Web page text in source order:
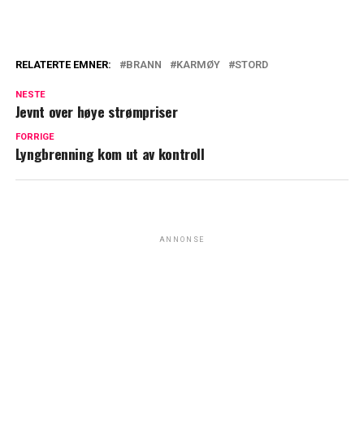
RELATERTE EMNER: BRANN KARMØY STORD
NESTE
Jevnt over høye strømpriser
FORRIGE
Lyngbrenning kom ut av kontroll
ANNONSE